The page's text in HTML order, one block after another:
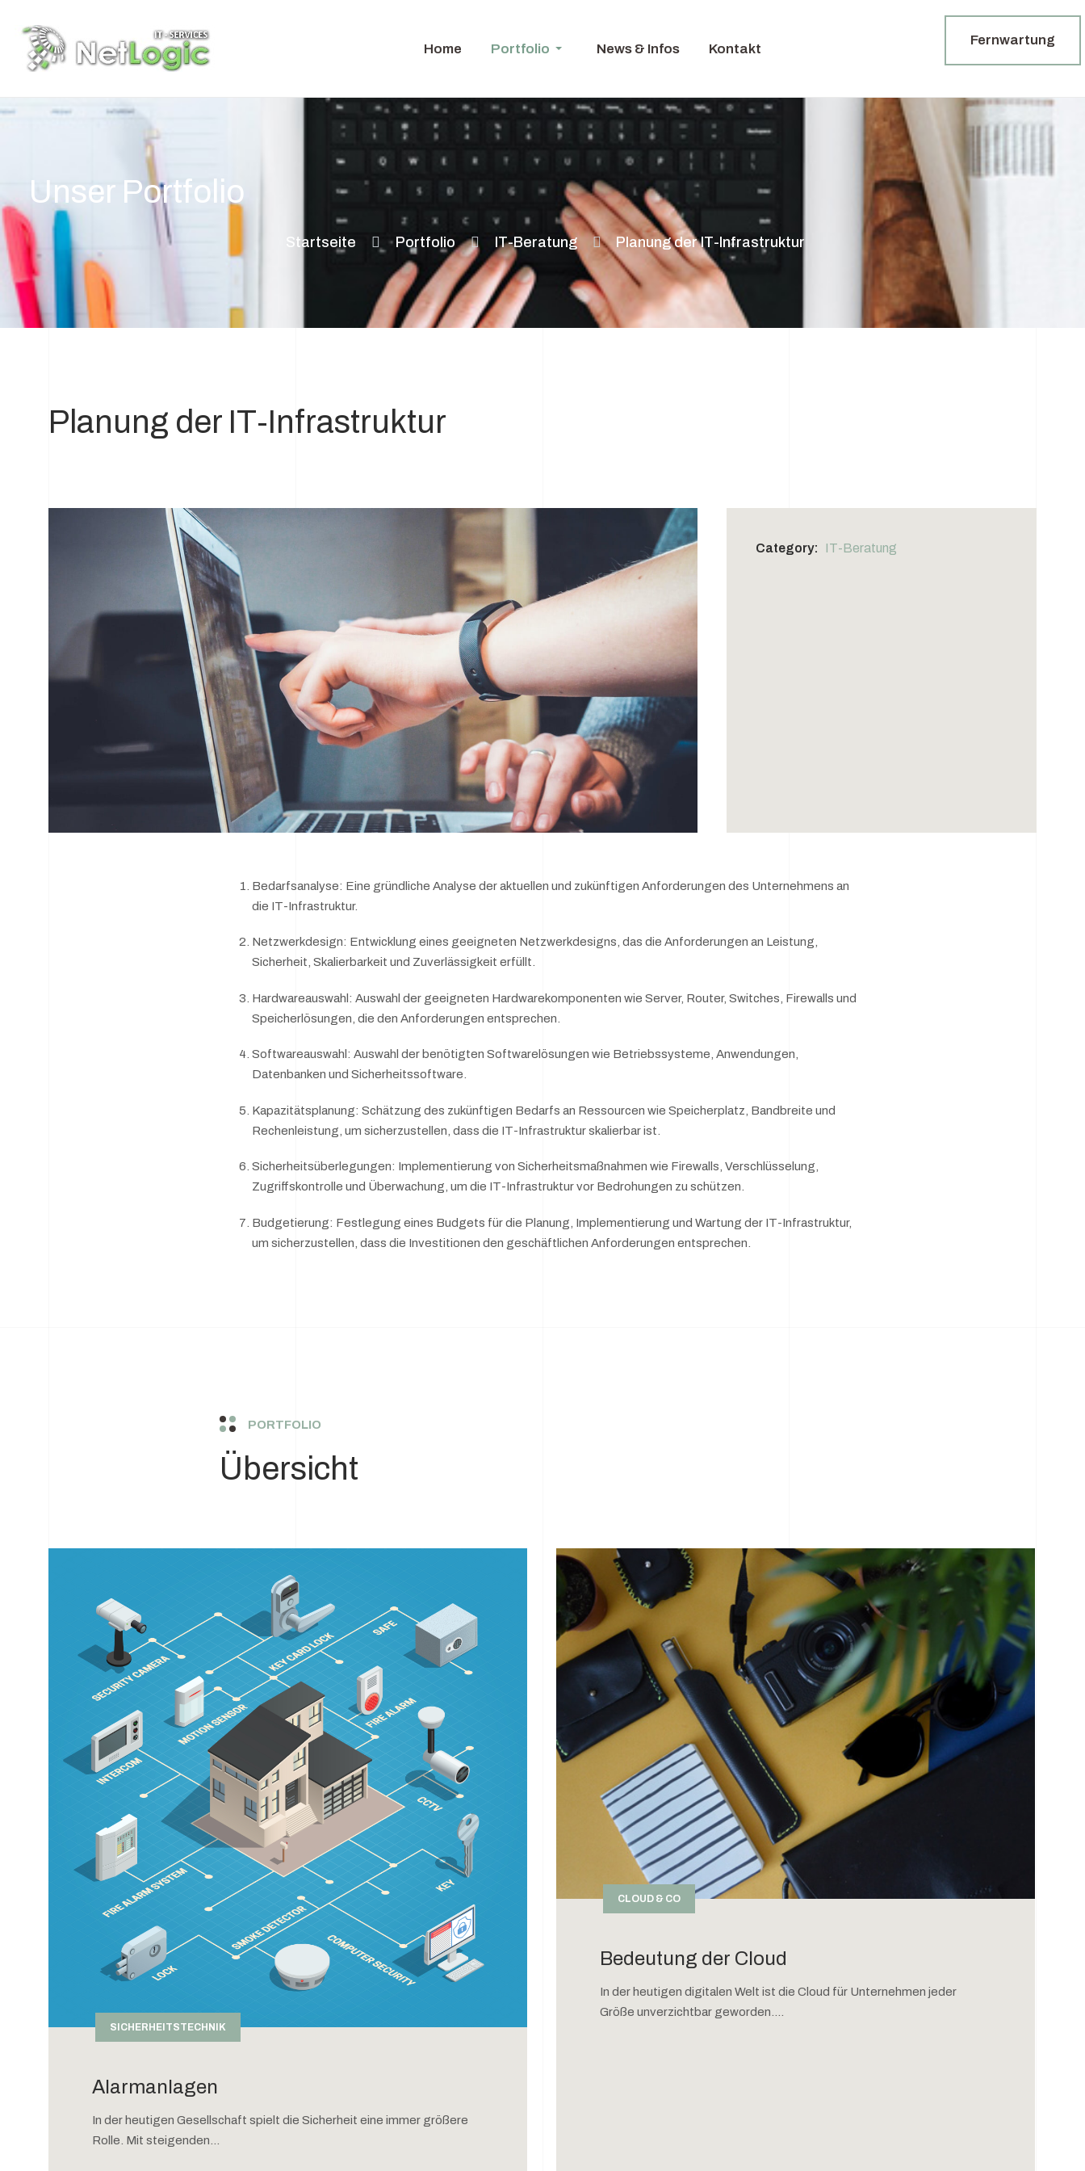
Home Portfolio News & Infos Kontakt
Fernwartung
Unser Portfolio
Startseite Portfolio IT-Beratung Planung der IT-Infrastruktur
Planung der IT-Infrastruktur
Category: IT-Beratung
Bedarfsanalyse: Eine gründliche Analyse der aktuellen und zukünftigen Anforderungen des Unternehmens an
die IT-Infrastruktur.
Netzwerkdesign: Entwicklung eines geeigneten Netzwerkdesigns, das die Anforderungen an Leistung,
Sicherheit, Skalierbarkeit und Zuverlässigkeit erfüllt.
Hardwareauswahl: Auswahl der geeigneten Hardwarekomponenten wie Server, Router, Switches, Firewalls und
Speicherlösungen, die den Anforderungen entsprechen.
Softwareauswahl: Auswahl der benötigten Softwarelösungen wie Betriebssysteme, Anwendungen,
Datenbanken und Sicherheitssoftware.
Kapazitätsplanung: Schätzung des zukünftigen Bedarfs an Ressourcen wie Speicherplatz, Bandbreite und
Rechenleistung, um sicherzustellen, dass die IT-Infrastruktur skalierbar ist.
Sicherheitsüberlegungen: Implementierung von Sicherheitsmaßnahmen wie Firewalls, Verschlüsselung,
Zugriffskontrolle und Überwachung, um die IT-Infrastruktur vor Bedrohungen zu schützen.
Budgetierung: Festlegung eines Budgets für die Planung, Implementierung und Wartung der IT-Infrastruktur,
um sicherzustellen, dass die Investitionen den geschäftlichen Anforderungen entsprechen.
PORTFOLIO
Übersicht
SICHERHEITSTECHNIK
Alarmanlagen
In der heutigen Gesellschaft spielt die Sicherheit eine immer größere
Rolle. Mit steigenden...
CLOUD & CO
Bedeutung der Cloud
In der heutigen digitalen Welt ist die Cloud für Unternehmen jeder
Größe unverzichtbar geworden....